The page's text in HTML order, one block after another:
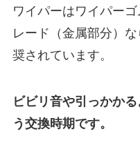
ワイパーはワイパー
レード（金属部分）
奨されています。
ビビリ音や引っかか
う交換時期です。